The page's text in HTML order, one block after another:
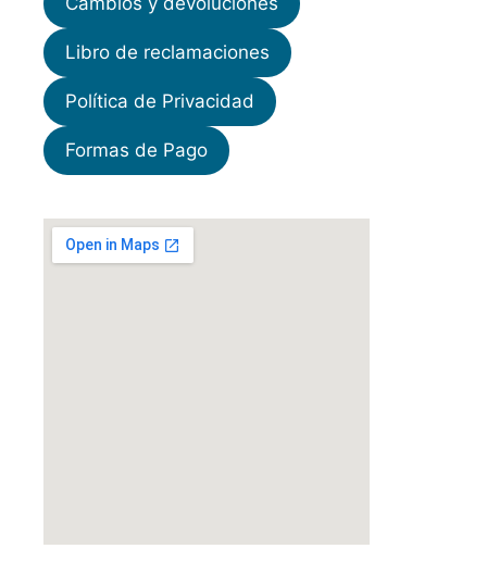
Libro de reclamaciones
Política de Privacidad
Formas de Pago